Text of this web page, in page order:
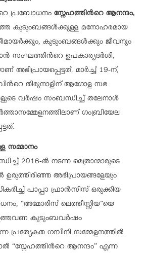
പ്രബോധനം സ്നേഹത്തിന്‍റെ ആനന്ദം,
കുടുംബങ്ങൾക്കുള്ള മനോഹരമായ
കുടുംബങ്ങൾക്കും ജീവനും
സംഘത്തിന്‍റെ ഉപകാര്യദർശി,
അഭിപ്രായപ്പെട്ടത്. മാർച്ച് 19-ന്,
തിരുനാളിന് ആഗോള സഭ
വർഷം സംബന്ധിച്ച് തലേനാൾ
ഗംബ്രിയേല
സമ്മാനം
2016-ൽ നടന്ന മെത്രാന്മാരുടെ
അഭിപ്രായങ്ങളേയും
പാപ്പാ ഫ്രാൻസിസ് ഒരുക്കിയ
“അമോരിസ് ലെത്തീസ്സിയ”യെ
കുടുംബവർഷം
പ്രത്യേകത ഗമ്പീനി സമ്മേളനത്തിൽ
“സ്നേഹത്തിന്‍റെ ആനന്ദം” എന്ന